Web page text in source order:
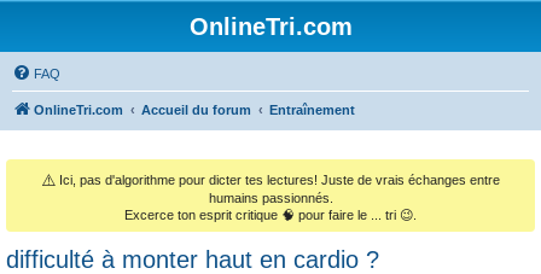
OnlineTri.com
FAQ
OnlineTri.com Accueil du forum Entraînement
⚠️ Ici, pas d'algorithme pour dicter tes lectures! Juste de vrais échanges entre
humains passionnés.
Excerce ton esprit critique 🧠 pour faire le ... tri 😉.
difficulté à monter haut en cardio ?